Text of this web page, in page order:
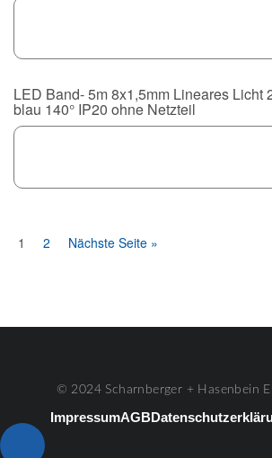
LED Band- 5m 8x1,5mm Lineares Licht
blau 140° IP20 ohne Netzteil
1 2 Nächste Seite »
© 2024 Scharnberger + Hasenbein
ImpressumAGB